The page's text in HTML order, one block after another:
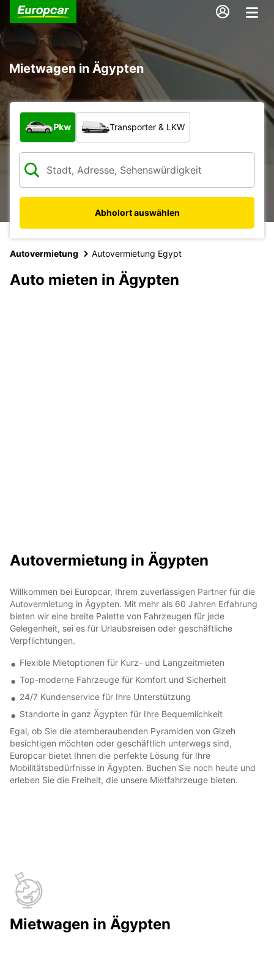
Mietwagen in Ägypten
Welche Art von Fahrzeug?
Pkw Transporter & LKW
Abholort auswählen
Autovermietung Autovermietung Egypt
Auto mieten in Ägypten
Autovermietung in Ägypten
Willkommen bei Europcar, Ihrem zuverlässigen Partner für die
Autovermietung in Ägypten. Mit mehr als 60 Jahren Erfahrung
bieten wir eine breite Palette von Fahrzeugen für jede
Gelegenheit, sei es für Urlaubsreisen oder geschäftliche
Verpflichtungen.
Flexible Mietoptionen für Kurz- und Langzeitmieten
Top-moderne Fahrzeuge für Komfort und Sicherheit
24/7 Kundenservice für Ihre Unterstützung
Standorte in ganz Ägypten für Ihre Bequemlichkeit
Egal, ob Sie die atemberaubenden Pyramiden von Gizeh
besichtigen möchten oder geschäftlich unterwegs sind,
Europcar bietet Ihnen die perfekte Lösung für Ihre
Mobilitätsbedürfnisse in Ägypten. Buchen Sie noch heute und
erleben Sie die Freiheit, die unsere Mietfahrzeuge bieten.
Mietwagen in Ägypten